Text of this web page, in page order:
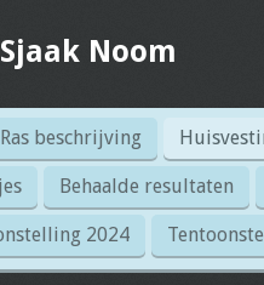
Noom
Ras beschrijving
Behaalde resultaten
2024